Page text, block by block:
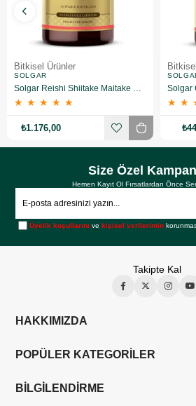
Bitkisel Ürünler
SOLGAR
Solgar Reishi Shiitake Maitake Mushroom Extract 50 Kapsül
★ ★ ★ ★ ★
₺1.176,00
★ ★
Size Özel
Hemen Kayıt Ol Fırsatlardan Önce
Üyelik koşullarını vekişisel verilerimin
Takipte Kal
HAKKIMIZDA
POPÜLER KATEGORİLER
BİLGİLENDİRME